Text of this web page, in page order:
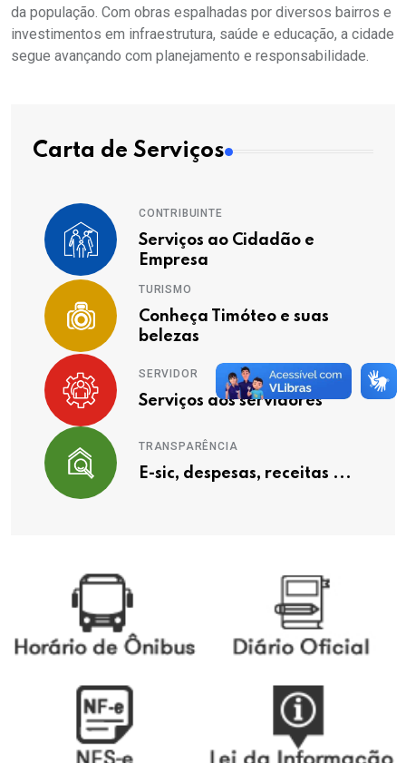
da população. Com obras espalhadas por diversos bairros e
investimentos em infraestrutura, saúde e educação, a cidade
segue avançando com planejamento e responsabilidade.
Carta de Serviços
CONTRIBUINTE
Serviços ao Cidadão e
Empresa
TURISMO
Conheça Timóteo e suas
belezas
SERVIDOR
Serviços aos servidores
TRANSPARÊNCIA
E-sic, despesas, receitas ...